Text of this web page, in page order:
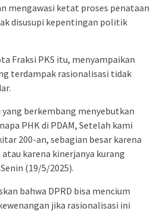
mengawasi ketat proses penataan
disusupi kepentingan politik
Fraksi PKS itu, menyampaikan
terdampak rasionalisasi tidak
berkembang menyebutkan
PHK di PDAM, Setelah kami
200-an, sebagian besar karena
karena kinerjanya kurang
(19/5/2025).
bahwa DPRD bisa mencium
jika rasionalisasi ini